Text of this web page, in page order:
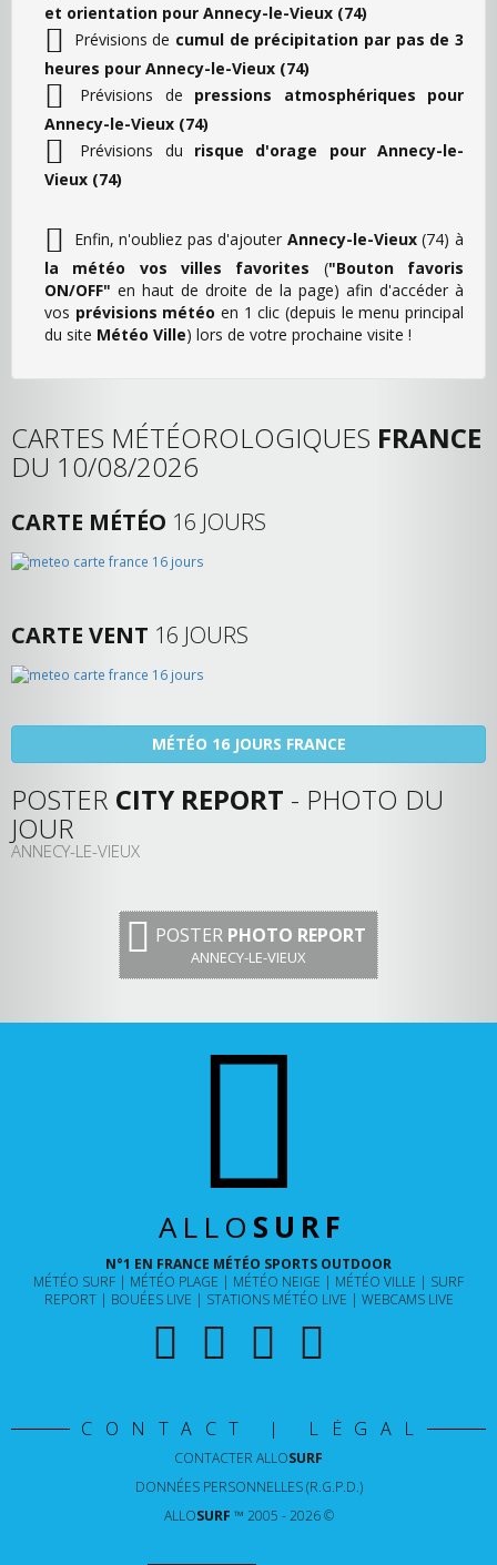
et orientation pour Annecy-le-Vieux (74)
Prévisions de cumul de précipitation par pas de 3
heures pour Annecy-le-Vieux (74)
Prévisions de pressions atmosphériques pour
Annecy-le-Vieux (74)
Prévisions du risque d'orage pour Annecy-le-
Vieux (74)
Enfin, n'oubliez pas d'ajouter Annecy-le-Vieux(74) à
la météo vos villes favorites ("Bouton favoris
ON/OFF" en haut de droite de la page) afin d'accéder à
vos prévisions météo en 1 clic (depuis le menu principal
du site Météo Ville) lors de votre prochaine visite !
CARTES MÉTÉOROLOGIQUES FRANCE
DU 10/08/2026
CARTE MÉTÉO 16 JOURS
CARTE VENT 16 JOURS
MÉTÉO 16 JOURS FRANCE
POSTER CITY REPORT - PHOTO DU
JOUR
ANNECY-LE-VIEUX
POSTER PHOTO REPORT
ANNECY-LE-VIEUX
ALLO SURF
N°1 EN FRANCE MÉTÉO SPORTS OUTDOOR
MÉTÉO SURF
MÉTÉO PLAGE MÉTÉO NEIGE MÉTÉO VILLE
SURF
REPORT
BOUÉES LIVE STATIONS MÉTÉO LIVE WEBCAMS LIVE
CONTACT | LÉGAL
CONTACTER ALLOSURF
DONNÉES PERSONNELLES (R.G.P.D.)
ALLOSURF ™ 2005 - 2026 ©